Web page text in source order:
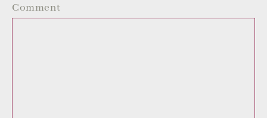
Comment